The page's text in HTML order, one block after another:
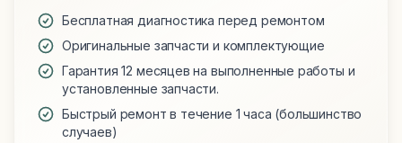
Бесплатная диагностика перед ремонтом
Оригинальные запчасти и комплектующие
Гарантия 12 месяцев на выполненные работы и
установленные запчасти.
Быстрый ремонт в течение 1 часа (большинство
случаев)